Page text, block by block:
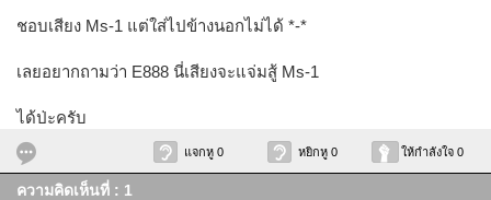
ชอบเสียง Ms-1 แต่ใส่ไปข้างนอกไม่ได้ *-*
เลยอยากถามว่า E888 นี่เสียงจะแจ่มสู้ Ms-1
ได้ป่ะครับ
แจกหู 0 หยิกหู 0 ให้กำลังใจ 0
ความคิดเห็นที่ : 1